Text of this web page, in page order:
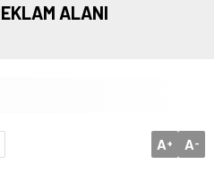
ALANI
A+ A-